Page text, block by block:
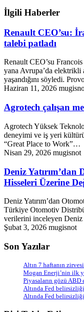
İlgili Haberler
Renault CEO’su:
talebi patladı
Renault CEO’su Francois
yana Avrupa’da elektrikli
yaşandığını söyledi.
Haziran 11, 2026
Agrotech çalışan
Agrotech Yüksek
deneyimi ve iş yeri
“Great Place to Work”…
Nisan 29, 2026 mugisnot
Deniz
Hisseleri Üzerine
Deniz Yatırım’dan
Türkiye Otomotiv
verilerini inceleyen
Şubat 3, 2026 mugisnot
Son Yazılar
Altın 7 haftanın
Mogan Enerji’nin ilk
Piyasaların gözü ABD
Altında Fed
Altında Fed